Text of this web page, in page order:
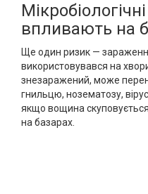
впливають на
Ще один ризик —
використовувався на
знезаражений, може
гнильцю, нозематозу,
якщо вощина
на базарах.